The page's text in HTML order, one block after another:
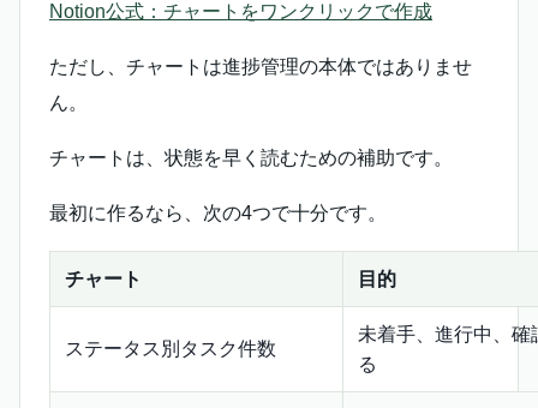
Notion公式：チャートをワンクリックで作成
ただし、チャートは進捗管理の本体ではありませ
ん。
チャートは、状態を早く読むための補助です。
最初に作るなら、次の4つで十分です。
チャート 目的
ステータス別タスク件数
未着手、進行中、
る